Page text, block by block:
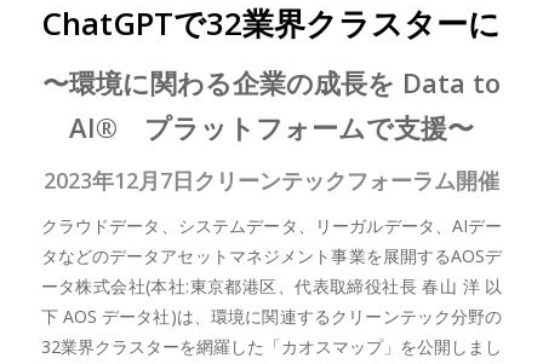
ChatGPTで32業界クラスターに
〜環境に関わる企業の成長を Data to
AI® プラットフォームで支援〜
2023年12月7日クリーンテックフォーラム開催
クラウドデータ、システムデータ、リーガルデータ、AIデー
タなどのデータアセットマネジメント事業を展開するAOSデ
ータ株式会社(本社:東京都港区、代表取締役社長 春山 洋 以
下 AOS データ社)は、環境に関連するクリーンテック分野の
32業界クラスターを網羅した「カオスマップ」を公開しまし